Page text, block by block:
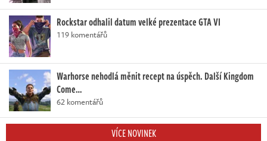
Rockstar odhalil datum velké prezentace GTA VI
119 komentářů
Warhorse nehodlá měnit recept na úspěch. Další Kingdom
Come…
62 komentářů
VÍCE NOVINEK